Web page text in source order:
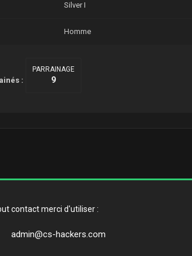
Silver I
Homme
:
PARRAINAGE
9
contact merci d'utiliser :
admin@cs-hackers.com